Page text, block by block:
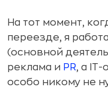
На тот момент,
переезде, я
(основной
реклама и PR, а IT-
особо никому не